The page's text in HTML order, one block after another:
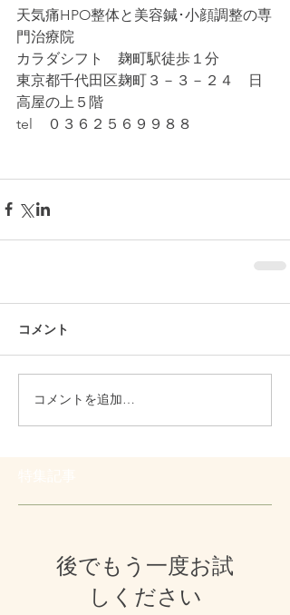
天気痛HPO整体と美容鍼･小顔調整の専
門治療院
カラダシフト　麹町駅徒歩１分
東京都千代田区麹町３－３－２４　日
高屋の上５階
tel　０３６２５６９９８８
コメント
コメントを追加…
後でもう一度お試
しください